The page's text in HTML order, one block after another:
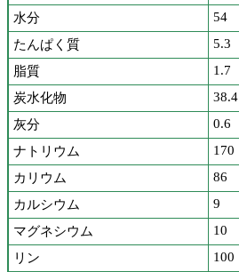
水分
54
たんぱく質
5.3
脂質
1.7
炭水化物
38.4
灰分
0.6
ナトリウム
170
カリウム
86
カルシウム
9
マグネシウム
10
リン
100